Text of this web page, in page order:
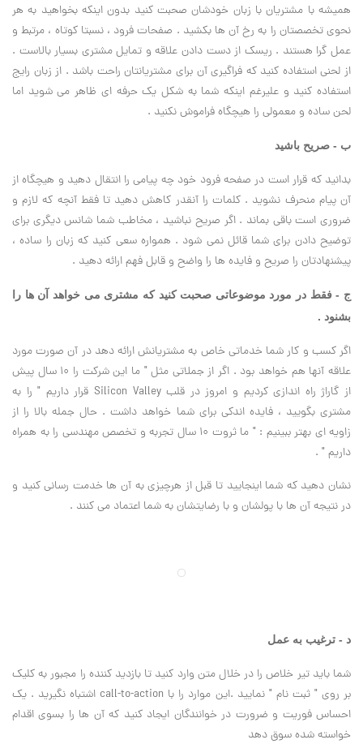
همیشه با مشتریان با زبان خودشان صحبت کنید بدون اینکه بخواهید به هر
نحوی تخصصتان را به رخ آن ها بکشید . صفحات فرود ، نسبتا کوتاه ، مرتبط و
عمل گرا هستند . ریسک از دست دادن علاقه و تمایل مشتری بسیار بالاست .
از لحنی استفاده کنید که فراگیری آن برای مشتریانتان راحت باشد . از زبان رایج
استفاده کنید و علیرغم اینکه شما به شکل یک حرفه ای ظاهر می شوید اما
لحن ساده و معمولی را هیچگاه فراموش نکنید .
ب - صریح باشید
بدانید که قرار است در صفحه فرود خود چه پیامی را انتقال دهید و هیچگاه از
آن پیام منحرف نشوید . کلمات را آنقدر کاهش دهید تا فقط آنچه که لازم و
ضروری است باقی بماند . اگر صریح نباشید ، مخاطب شما شانس دیگری برای
توضیح دادن برای شما قائل نمی شود . همواره سعی کنید که زبان را ساده ،
پیشنهادتان را صریح و فایده ها را واضح و قابل فهم ارائه دهید .
ج - فقط در مورد موضوعاتی صحبت کنید که مشتری می خواهد آن ها را
بشنود .
اگر کسب و کار شما خدماتی خاص به مشتریانش ارائه دهد در آن صورت مورد
علاقه آنها هم خواهد بود . اگر از جملاتی مثل " ما این شرکت را 10 سال پیش
از گاراژ راه اندازی کردیم و امروز در قلب Silicon Valley قرار داریم " را به
مشتری بگویید ، فایده اندکی برای شما خواهد داشت . حال جمله بالا را از
زاویه ای بهتر ببینیم : " ما ثروت 10 سال تجربه و تخصص مهندسی را به همراه
داریم " .
نشان دهید که شما اینجایید تا قبل از هرچیزی به آن ها خدمت رسانی کنید و
در نتیجه آن ها با پولشان و با رضایتشان به شما اعتماد می کنند .
د - ترغیب به عمل
شما باید تیر خلاص را در خلال متن وارد کنید تا بازدید کننده را مجبور به کلیک
بر روی " ثبت نام " نمایید .این موارد را با call-to-action اشتباه نگیرید . یک
احساس فوریت و ضرورت در خوانندگان ایجاد کنید که آن ها را بسوی اقدام
خواسته شده سوق دهد